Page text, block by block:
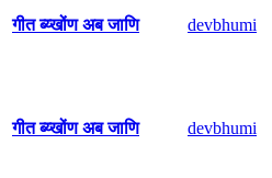
गीत ब्य्खोंण अब जाणि devbhumi
गीत ब्य्खोंण अब जाणि devbhumi